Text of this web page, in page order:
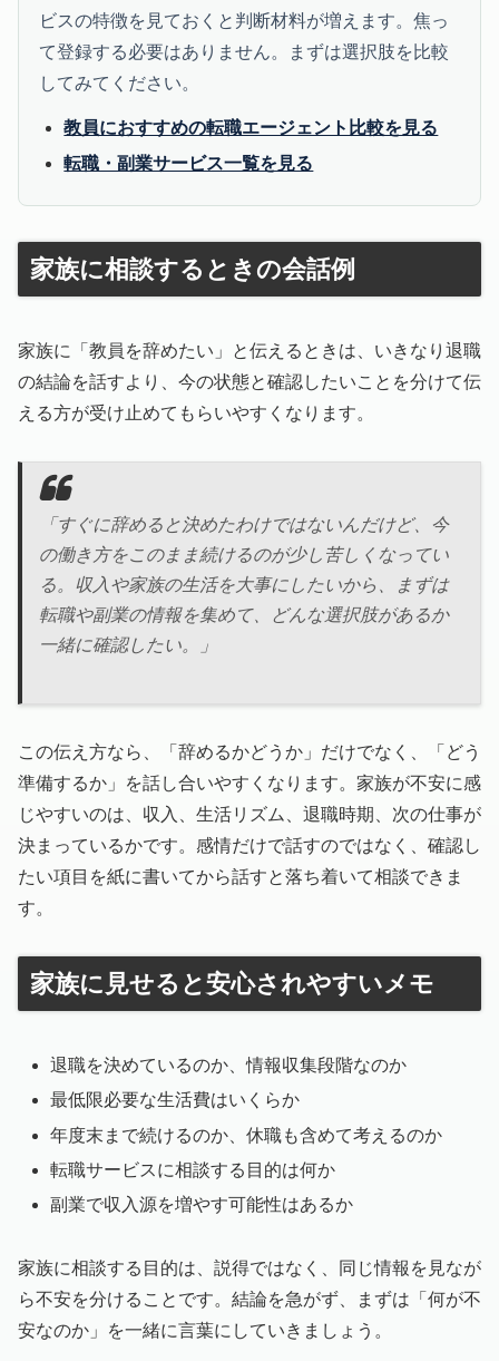
ビスの特徴を見ておくと判断材料が増えます。焦っ
て登録する必要はありません。まずは選択肢を比較
してみてください。
教員におすすめの転職エージェント比較を見る
転職・副業サービス一覧を見る
家族に相談するときの会話例
家族に「教員を辞めたい」と伝えるときは、いきなり退職
の結論を話すより、今の状態と確認したいことを分けて伝
える方が受け止めてもらいやすくなります。
「すぐに辞めると決めたわけではないんだけど、今
の働き方をこのまま続けるのが少し苦しくなってい
る。収入や家族の生活を大事にしたいから、まずは
転職や副業の情報を集めて、どんな選択肢があるか
一緒に確認したい。」
この伝え方なら、「辞めるかどうか」だけでなく、「どう
準備するか」を話し合いやすくなります。家族が不安に感
じやすいのは、収入、生活リズム、退職時期、次の仕事が
決まっているかです。感情だけで話すのではなく、確認し
たい項目を紙に書いてから話すと落ち着いて相談できま
す。
家族に見せると安心されやすいメモ
退職を決めているのか、情報収集段階なのか
最低限必要な生活費はいくらか
年度末まで続けるのか、休職も含めて考えるのか
転職サービスに相談する目的は何か
副業で収入源を増やす可能性はあるか
家族に相談する目的は、説得ではなく、同じ情報を見なが
ら不安を分けることです。結論を急がず、まずは「何が不
安なのか」を一緒に言葉にしていきましょう。